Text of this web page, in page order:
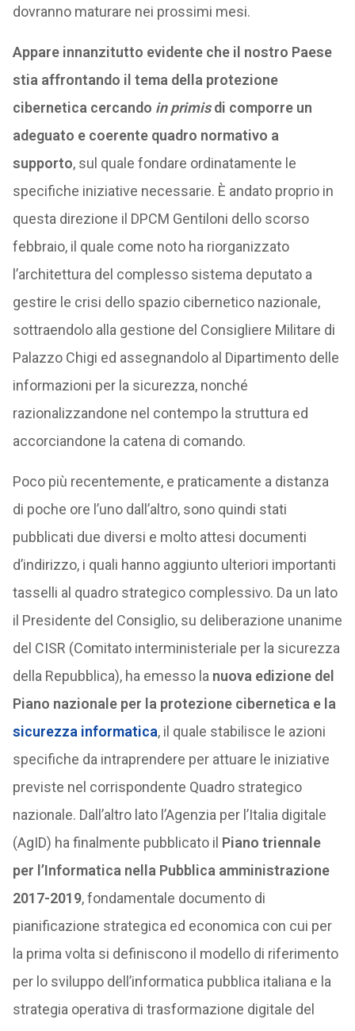
dovranno maturare nei prossimi mesi.
Appare innanzitutto evidente che il nostro Paese
stia affrontando il tema della protezione
cibernetica cercando in primisdi comporre un
adeguato e coerente quadro normativo a
supporto, sul quale fondare ordinatamente le
specifiche iniziative necessarie. È andato proprio in
questa direzione il DPCM Gentiloni dello scorso
febbraio, il quale come noto ha riorganizzato
l’architettura del complesso sistema deputato a
gestire le crisi dello spazio cibernetico nazionale,
sottraendolo alla gestione del Consigliere Militare di
Palazzo Chigi ed assegnandolo al Dipartimento delle
informazioni per la sicurezza, nonché
razionalizzandone nel contempo la struttura ed
accorciandone la catena di comando.
Poco più recentemente, e praticamente a distanza
di poche ore l’uno dall’altro, sono quindi stati
pubblicati due diversi e molto attesi documenti
d’indirizzo, i quali hanno aggiunto ulteriori importanti
tasselli al quadro strategico complessivo. Da un lato
il Presidente del Consiglio, su deliberazione unanime
del CISR (Comitato interministeriale per la sicurezza
della Repubblica), ha emesso la nuova edizione del
Piano nazionale per la protezione cibernetica e la
sicurezza informatica, il quale stabilisce le azioni
specifiche da intraprendere per attuare le iniziative
previste nel corrispondente Quadro strategico
nazionale. Dall’altro lato l’Agenzia per l’Italia digitale
(AgID) ha finalmente pubblicato il Piano triennale
per l’Informatica nella Pubblica amministrazione
2017-2019, fondamentale documento di
pianificazione strategica ed economica con cui per
la prima volta si definiscono il modello di riferimento
per lo sviluppo dell’informatica pubblica italiana e la
strategia operativa di trasformazione digitale del